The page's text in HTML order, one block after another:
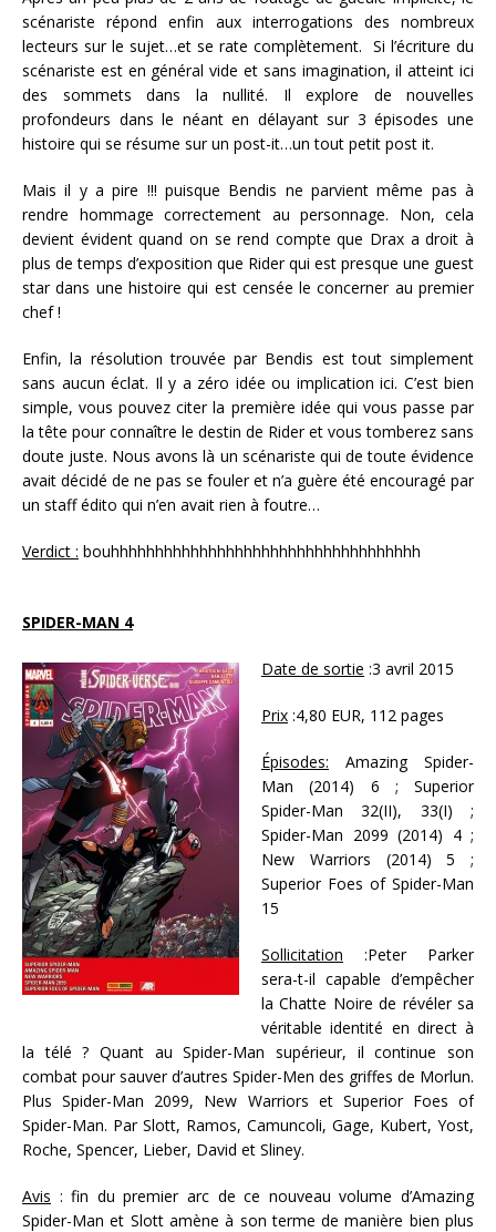
scénariste répond enfin aux interrogations des nombreux
lecteurs sur le sujet…et se rate complètement. Si l’écriture du
scénariste est en général vide et sans imagination, il atteint ici
des sommets dans la nullité. Il explore de nouvelles
profondeurs dans le néant en délayant sur 3 épisodes une
histoire qui se résume sur un post-it…un tout petit post it.
Mais il y a pire !!! puisque Bendis ne parvient même pas à
rendre hommage correctement au personnage. Non, cela
devient évident quand on se rend compte que Drax a droit à
plus de temps d’exposition que Rider qui est presque une guest
star dans une histoire qui est censée le concerner au premier
chef !
Enfin, la résolution trouvée par Bendis est tout simplement
sans aucun éclat. Il y a zéro idée ou implication ici. C’est bien
simple, vous pouvez citer la première idée qui vous passe par
la tête pour connaître le destin de Rider et vous tomberez sans
doute juste. Nous avons là un scénariste qui de toute évidence
avait décidé de ne pas se fouler et n’a guère été encouragé par
un staff édito qui n’en avait rien à foutre…
Verdict : bouhhhhhhhhhhhhhhhhhhhhhhhhhhhhhhhhhhh
SPIDER-MAN 4
Date de sortie :3 avril 2015
Prix :4,80 EUR, 112 pages
Épisodes: Amazing Spider-
Man (2014) 6 ; Superior
Spider-Man 32(II), 33(I) ;
Spider-Man 2099 (2014) 4 ;
New Warriors (2014) 5 ;
Superior Foes of Spider-Man
15
Sollicitation :Peter Parker
sera-t-il capable d’empêcher
la Chatte Noire de révéler sa
véritable identité en direct à
la télé ? Quant au Spider-Man supérieur, il continue son
combat pour sauver d’autres Spider-Men des griffes de Morlun.
Plus Spider-Man 2099, New Warriors et Superior Foes of
Spider-Man. Par Slott, Ramos, Camuncoli, Gage, Kubert, Yost,
Roche, Spencer, Lieber, David et Sliney.
Avis : fin du premier arc de ce nouveau volume d’Amazing
Spider-Man et Slott amène à son terme de manière bien plus